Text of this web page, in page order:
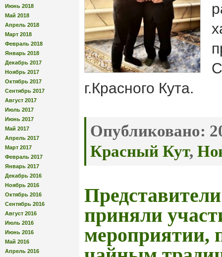
Июнь 2018
Май 2018
Апрель 2018
Март 2018
Февраль 2018
Январь 2018
Декабрь 2017
Ноябрь 2017
Октябрь 2017
Сентябрь 2017
Август 2017
Июль 2017
Июнь 2017
Май 2017
Апрель 2017
Март 2017
Февраль 2017
Январь 2017
Декабрь 2016
Ноябрь 2016
Октябрь 2016
Сентябрь 2016
Август 2016
Июль 2016
Июнь 2016
Май 2016
Апрель 2016
г.Красного Кута.
Опубликовано:
Красный Кут,
приняли
мероприятии,